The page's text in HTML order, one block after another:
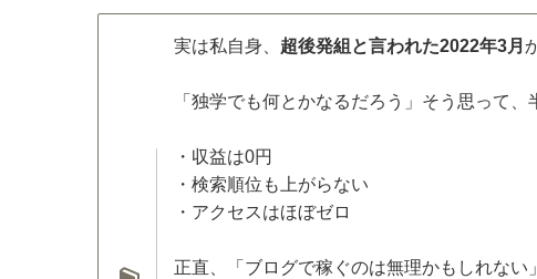
実は私自身、 超後発組と言われた2022年3月
「独学でも何とかなるだろう」そう思って
・収益は0円
・検索順位も上がらない
・アクセスはほぼゼロ
正直、「ブログで稼ぐのは無理かもしれない